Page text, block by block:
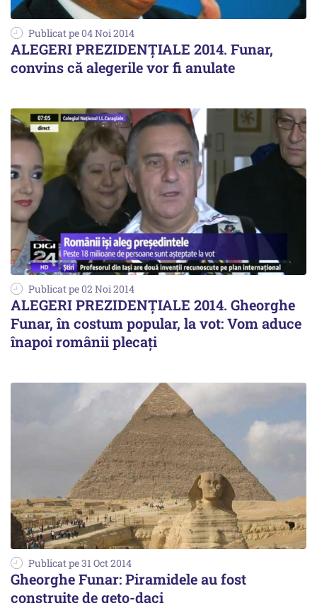
Publicat pe 04 Noi 2014
ALEGERI PREZIDENȚIALE 2014. Funar,
convins că alegerile vor fi anulate
Publicat pe 02 Noi 2014
ALEGERI PREZIDENŢIALE 2014. Gheorghe
Funar, în costum popular, la vot: Vom aduce
înapoi românii plecați
Publicat pe 31 Oct 2014
Gheorghe Funar: Piramidele au fost
construite de geto-daci